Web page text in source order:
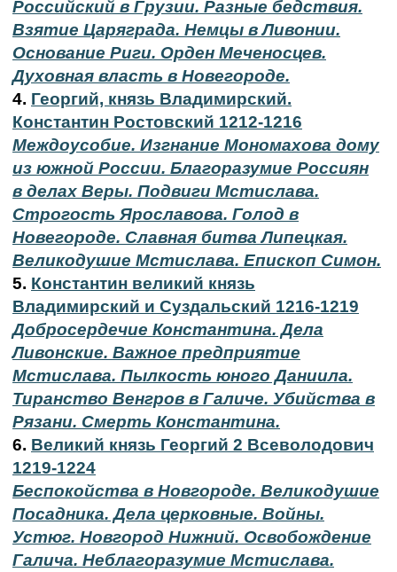
Российский в Грузии. Разные бедствия.
Взятие Царяграда. Немцы в Ливонии.
Основание Риги. Орден Меченосцев.
Духовная власть в Новегороде.
4. Георгий, князь Владимирский.
Константин Ростовский 1212-1216
Междоусобие. Изгнание Мономахова дому
из южной России. Благоразумие Россиян
в делах Веры. Подвиги Мстислава.
Строгость Ярославова. Голод в
Новегороде. Славная битва Липецкая.
Великодушие Мстислава. Епископ Симон.
5. Константин великий князь
Владимирский и Суздальский 1216-1219
Добросердечие Константина. Дела
Ливонские. Важное предприятие
Мстислава. Пылкость юного Даниила.
Тиранство Венгров в Галиче. Убийства в
Рязани. Смерть Константина.
6. Великий князь Георгий 2 Всеволодович
1219-1224
Беспокойства в Новгороде. Великодушие
Посадника. Дела церковные. Войны.
Устюг. Новгород Нижний. Освобождение
Галича. Неблагоразумие Мстислава.